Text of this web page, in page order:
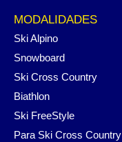
MODALIDADES
Ski Alpino
Snowboard
Ski Cross Country
Biathlon
Ski FreeStyle
Para Ski Cross Country